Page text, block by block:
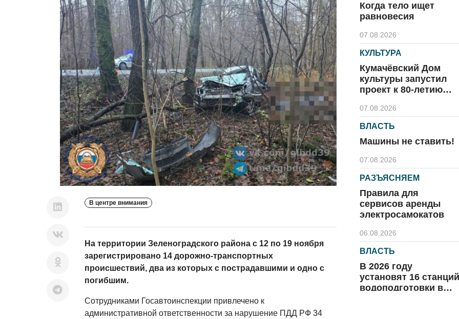
В центре внимания
На территории Зеленоградского района с 12 по 19 ноября
зарегистрировано 14 дорожно-транспортных
происшествий, два из которых с пострадавшими и одно с
погибшим.
Сотрудниками Госавтоинспекции привлечено к
административной ответственности за нарушение ПДД РФ 34
Когда тело ищет
равновесия
07.08.2026
КУЛЬТУРА
Кумачёвский Дом
культуры запустил
проект к 80-летию
07.08.2026
ВЛАСТЬ
Машины не ставить!
07.08.2026
РАЗЪЯСНЯЕМ
Правила для
сервисов аренды
электросамокатов
06.08.2026
ВЛАСТЬ
В 2026 году
установят 16 станций
водоподготовки в